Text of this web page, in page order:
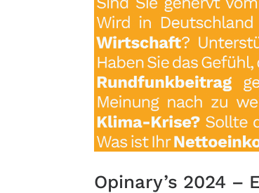
Opinary’s 2024 –